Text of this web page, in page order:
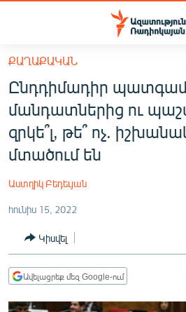
Մատչելիության
հիմնական
բովանդակությանը
Անցնել
հիմնական
մենյուին
Որոնում
ՀԱՅԱՍՏԱՆ
ՔԱՂԱՔԱԿԱՆ
ԸՆՏՐՈՒԹՅՈՒՆՆԵՐ 2026
ՊԱՏԵՐԱԶՄԻ 6 ՇԱԲԱԹՆԵՐԸ
ՏԱՐԱԾԱՇՐՋԱՆ
ՔԱՂԱՔԱԿԱՆ
Ընդդիմադիր
մանդատներից ու
զրկե՞լ, թե՞ ոչ.
մտածում են
Աստղիկ Բեդեւյան
հունիս 15, 2022
Կիսվել
Ավելացրեք մեզ Google-ում